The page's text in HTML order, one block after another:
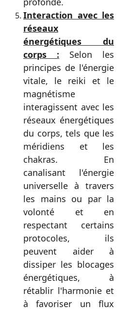
Interaction avec les
réseaux
énergétiques du
corps : Selon les
principes de l'énergie
vitale, le reiki et le
magnétisme
interagissent avec les
réseaux énergétiques
du corps, tels que les
méridiens et les
chakras. En
canalisant l'énergie
universelle à travers
les mains ou par la
volonté et en
respectant certains
protocoles, ils
peuvent aider à
dissiper les blocages
énergétiques, à
rétablir l'harmonie et
à favoriser un flux